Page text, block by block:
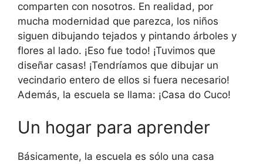
comparten con nosotros. En realidad, por
mucha modernidad que parezca, los niños
siguen dibujando tejados y pintando árboles y
flores al lado. ¡Eso fue todo! ¡Tuvimos que
diseñar casas! ¡Tendríamos que dibujar un
vecindario entero de ellos si fuera necesario!
Además, la escuela se llama: ¡Casa do Cuco!
Un hogar para aprender
Básicamente, la escuela es sólo una casa